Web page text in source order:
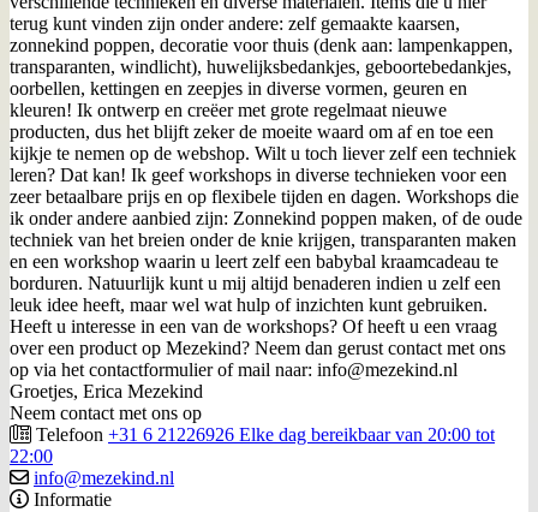
terug kunt vinden zijn onder andere: zelf gemaakte kaarsen,
zonnekind poppen, decoratie voor thuis (denk aan: lampenkappen,
transparanten, windlicht), huwelijksbedankjes, geboortebedankjes,
oorbellen, kettingen en zeepjes in diverse vormen, geuren en
kleuren! Ik ontwerp en creëer met grote regelmaat nieuwe
producten, dus het blijft zeker de moeite waard om af en toe een
kijkje te nemen op de webshop. Wilt u toch liever zelf een techniek
leren? Dat kan! Ik geef workshops in diverse technieken voor een
zeer betaalbare prijs en op flexibele tijden en dagen. Workshops die
ik onder andere aanbied zijn: Zonnekind poppen maken, of de oude
techniek van het breien onder de knie krijgen, transparanten maken
en een workshop waarin u leert zelf een babybal kraamcadeau te
borduren. Natuurlijk kunt u mij altijd benaderen indien u zelf een
leuk idee heeft, maar wel wat hulp of inzichten kunt gebruiken.
Heeft u interesse in een van de workshops? Of heeft u een vraag
over een product op Mezekind? Neem dan gerust contact met ons
op via het contactformulier of mail naar: info@mezekind.nl
Groetjes, Erica Mezekind
Neem contact met ons op
Telefoon +31 6 21226926 Elke dag bereikbaar van 20:00 tot
22:00
info@mezekind.nl
Informatie